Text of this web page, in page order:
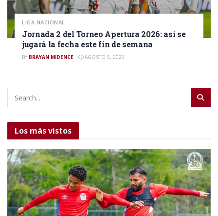
LIGA NACIONAL
Jornada 2 del Torneo Apertura 2026: así se
jugará la fecha este fin de semana
BY BRAYAN MIDENCE AGOSTO 5, 2026
Los más vistos